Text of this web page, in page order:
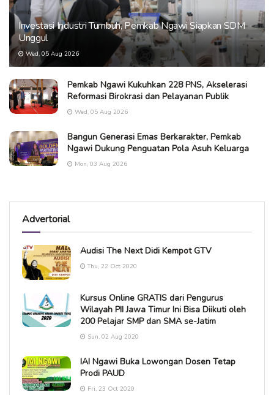
Investasi Industri Tumbuh, Pemkab Ngawi Siapkan SDM
Unggul
Wed, 05 Aug 2026
Pemkab Ngawi Kukuhkan 228 PNS, Akselerasi
Reformasi Birokrasi dan Pelayanan Publik
Wed, 05 Aug 2026
Bangun Generasi Emas Berkarakter, Pemkab
Ngawi Dukung Penguatan Pola Asuh Keluarga
Mon, 03 Aug 2026
Advertorial
Audisi The Next Didi Kempot GTV
Thu, 22 Oct 2020
Kursus Online GRATIS dari Pengurus
Wilayah PII Jawa Timur Ini Bisa Diikuti oleh
200 Pelajar SMP dan SMA se-Jatim
Sun, 02 Aug 2020
IAI Ngawi Buka Lowongan Dosen Tetap
Prodi PAUD
Fri, 23 Oct 2020